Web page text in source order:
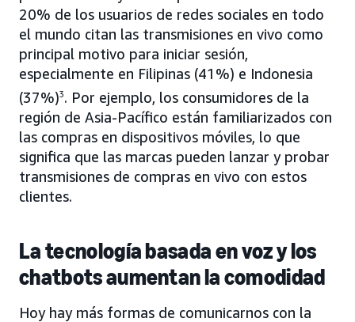
20% de los usuarios de redes sociales en todo
el mundo citan las transmisiones en vivo como
principal motivo para iniciar sesión,
especialmente en Filipinas (41%) e Indonesia
(37%)3. Por ejemplo, los consumidores de la
región de Asia-Pacífico están familiarizados con
las compras en dispositivos móviles, lo que
significa que las marcas pueden lanzar y probar
transmisiones de compras en vivo con estos
clientes.
La tecnología basada en voz y los
chatbots aumentan la comodidad
Hoy hay más formas de comunicarnos con la